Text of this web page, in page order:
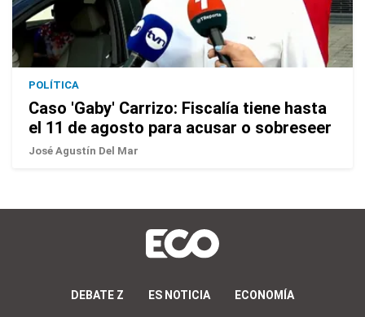
POLÍTICA
Caso 'Gaby' Carrizo: Fiscalía tiene hasta
el 11 de agosto para acusar o sobreseer
José Agustín Del Mar
DEBATE Z ES NOTICIA ECONOMÍA